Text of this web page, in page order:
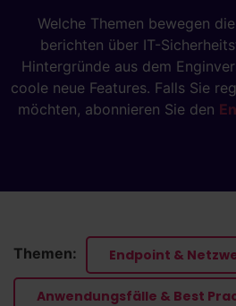
Welche Themen bewegen
berichten über IT-
Hintergründe aus dem
coole neue Features. Falls Sie
möchten, abonnieren Sie den
Themen: Endpoint &
Anwendungsfälle & Best